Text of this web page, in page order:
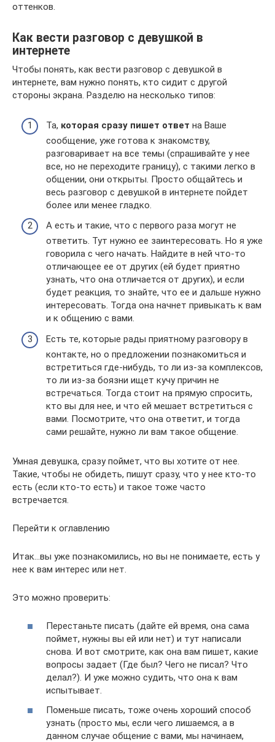
оттенков.
Как вести разговор с девушкой в
интернете
Чтобы понять, как вести разговор с девушкой в
интернете, вам нужно понять, кто сидит с другой
стороны экрана. Разделю на несколько типов:
Та, которая сразу пишет ответ на Ваше
сообщение, уже готова к знакомству,
разговаривает на все темы (спрашивайте у нее
все, но не переходите границу), с такими легко в
общении, они открыты. Просто общайтесь и
весь разговор с девушкой в интернете пойдет
более или менее гладко.
А есть и такие, что с первого раза могут не
ответить. Тут нужно ее заинтересовать. Но я уже
говорила с чего начать. Найдите в ней что-то
отличающее ее от других (ей будет приятно
узнать, что она отличается от других), и если
будет реакция, то знайте, что ее и дальше нужно
интересовать. Тогда она начнет привыкать к вам
и к общению с вами.
Есть те, которые рады приятному разговору в
контакте, но о предложении познакомиться и
встретиться где-нибудь, то ли из-за комплексов,
то ли из-за боязни ищет кучу причин не
встречаться. Тогда стоит на прямую спросить,
кто вы для нее, и что ей мешает встретиться с
вами. Посмотрите, что она ответит, и тогда
сами решайте, нужно ли вам такое общение.
Умная девушка, сразу поймет, что вы хотите от нее.
Такие, чтобы не обидеть, пишут сразу, что у нее кто-то
есть (если кто-то есть) и такое тоже часто
встречается.
Перейти к оглавлению
Итак…вы уже познакомились, но вы не понимаете, есть у
нее к вам интерес или нет.
Это можно проверить:
Перестаньте писать (дайте ей время, она сама
поймет, нужны вы ей или нет) и тут написали
снова. И вот смотрите, как она вам пишет, какие
вопросы задает (Где был? Чего не писал? Что
делал?). И уже можно судить, что она к вам
испытывает.
Поменьше писать, тоже очень хороший способ
узнать (просто мы, если чего лишаемся, а в
данном случае общение с вами, мы начинаем,